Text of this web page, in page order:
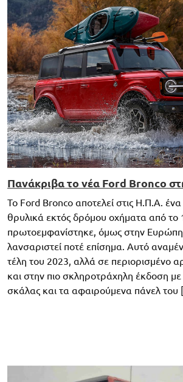
Πανάκριβα το νέα Ford Bronco
Το Ford Bronco αποτελεί στις Η.Π.Α.
θρυλικά εκτός δρόμου οχήματα από το
πρωτοεμφανίστηκε, όμως στην Ευρώπη
λανσαριστεί ποτέ επίσημα. Αυτό
τέλη του 2023, αλλά σε περιορισμένο
και στην πιο σκληροτράχηλη έκδοση με
σκάλας και τα αφαιρούμενα πάνελ